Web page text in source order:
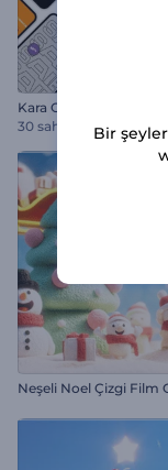
Kara Cuma İndirim
30 sahneler
Neşeli Noel Çizgi Film
Bir